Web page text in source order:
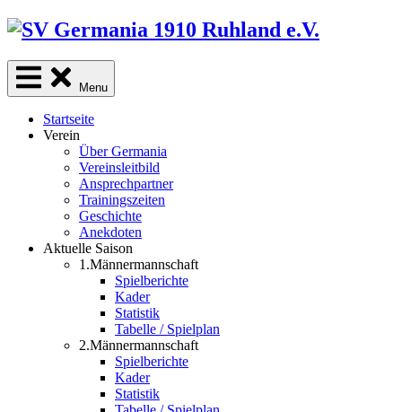
Skip
content
Menu
Startseite
Verein
Über Germania
Vereinsleitbild
Ansprechpartner
Trainingszeiten
Geschichte
Anekdoten
Aktuelle Saison
1.Männermannschaft
Spielberichte
Kader
Statistik
Tabelle / Spielplan
2.Männermannschaft
Spielberichte
Kader
Statistik